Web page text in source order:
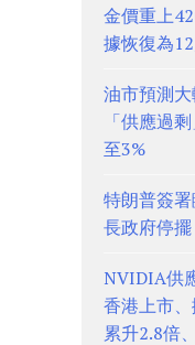
金價重上
據恢復為
油市預測
「供應過
至3%
特朗普簽
長政府停
NVIDIA供
香港上市
累升2.8倍